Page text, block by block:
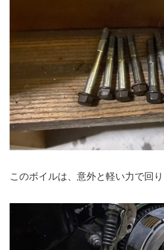
このボイルは、意外と軽い力で回り